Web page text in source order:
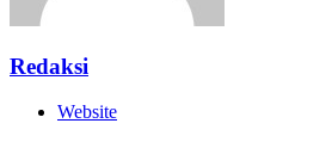
Redaksi
Website